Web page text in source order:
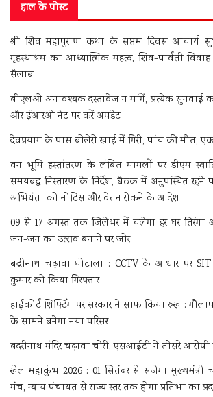
हाल के पोस्ट
श्री शिव महापुराण कथा के सप्तम दिवस आचार्य
गृहस्थाश्रम का आध्यात्मिक महत्व, शिव-पार्वती
सैलाब
बीएलओ अनावश्यक दस्तावेज न मांगें, प्रत्येक सुनवाई
और ईआरओ नेट पर करें अपडेट
देवप्रयाग के पास बोलेरो खाई में गिरी, पांच की मौत,
वन भूमि हस्तांतरण के लंबित मामलों पर डीएम
समयबद्ध निस्तारण के निर्देश, बैठक में अनुपस्थित रहने
अभियंता को नोटिस और वेतन रोकने के आदेश
09 से 17 अगस्त तक जिलेभर में चलेगा हर घर तिरंगा
जन-जन का उत्सव बनाने पर जोर
बद्रीनाथ चढ़ावा घोटाला : CCTV के आधार पर
कुमार को किया गिरफ्तार
हाईकोर्ट शिफ्टिंग पर सरकार ने साफ किया रुख :
के सामने बनेगा नया परिसर
बदरीनाथ मंदिर चढ़ावा चोरी, एसआईटी ने तीसरे
खेल महाकुंभ 2026 : 01 सितंबर से सजेगा मुख्यमंत्री
मंच, न्याय पंचायत से राज्य स्तर तक होगा प्रतिभा का